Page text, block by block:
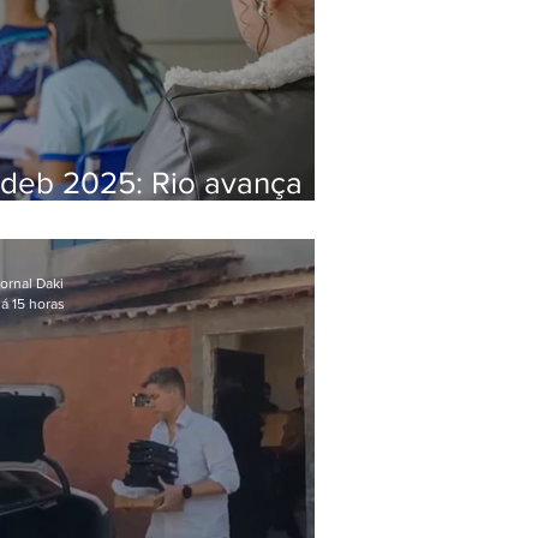
2025: Rio avança
da média nacional
Daki
15 horas